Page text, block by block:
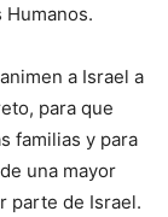
a Israel a
para que
familias y para
una mayor
parte de Israel.